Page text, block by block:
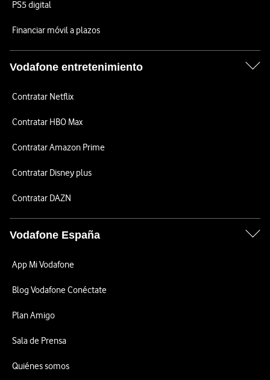
PS5 digital
Financiar móvil a plazos
Vodafone entretenimiento
Contratar Netflix
Contratar HBO Max
Contratar Amazon Prime
Contratar Disney plus
Contratar DAZN
Vodafone España
App Mi Vodafone
Blog Vodafone Conéctate
Plan Amigo
Sala de Prensa
Quiénes somos